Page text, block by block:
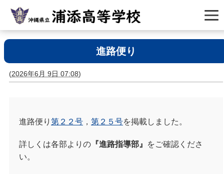
進路便り
(2026年6月 9日 07:08)
進路便り 第２２号 ， 第２５号を掲載しました。
詳しくは各部よりの 『進路指導部』
をご確認くださ
い。